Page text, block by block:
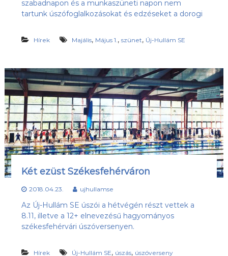
s
ü
e
l
u
a
j
-
H
u
l
l
á
m
S
E
o
l
p
j
a
szabadnapon és a munkaszüneti napon nem
tartunk úszófoglalkozásokat és edzéseket a dorogi
Hírek Majális, Május 1., szünet, Új-Hullám SE
Két ezüst Székesfehérváron
2018.04.23. ujhullamse
Az Új-Hullám SE úszói a hétvégén részt vettek a
8.11, illetve a 12+ elnevezésű hagyományos
székesfehérvári úszóversenyen.
Hírek Új-Hullám SE, úszás, úszóverseny